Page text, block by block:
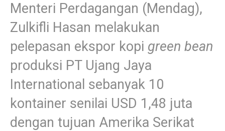
Menteri Perdagangan (Mendag),
Zulkifli Hasan melakukan
pelepasan ekspor kopi green bean
produksi PT Ujang Jaya
International sebanyak 10
kontainer senilai USD 1,48 juta
dengan tujuan Amerika Serikat